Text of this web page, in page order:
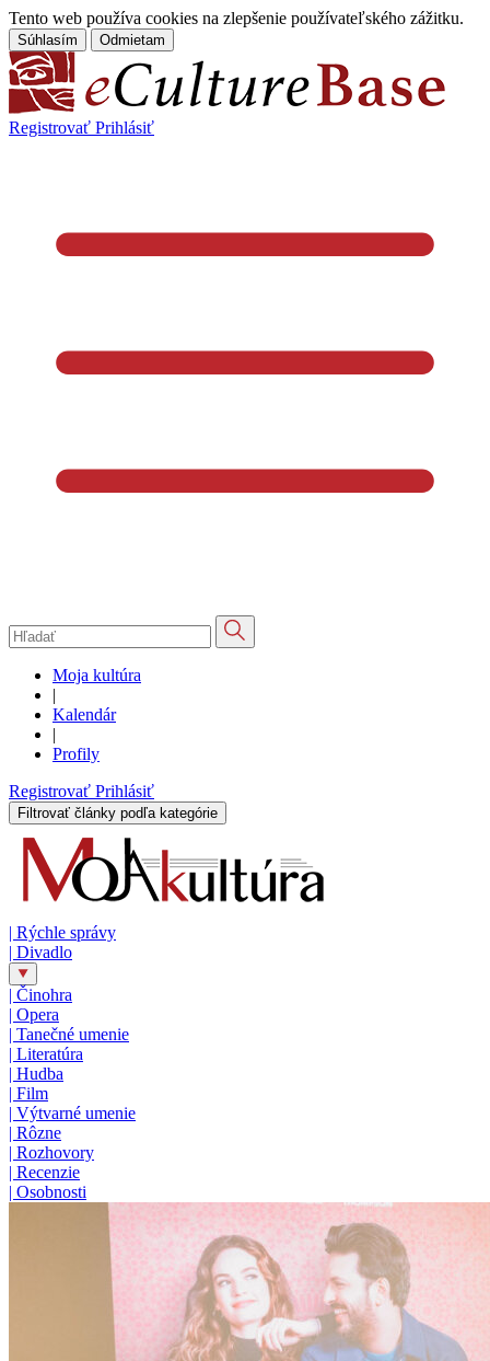
Tento web používa cookies na zlepšenie používateľského zážitku.
Súhlasím Odmietam
Registrovať Prihlásiť
Moja kultúra
|
Kalendár
|
Profily
Registrovať Prihlásiť
Filtrovať články podľa kategórie
| Rýchle správy
| Divadlo
| Činohra
| Opera
| Tanečné umenie
| Literatúra
| Hudba
| Film
| Výtvarné umenie
| Rôzne
| Rozhovory
| Recenzie
| Osobnosti